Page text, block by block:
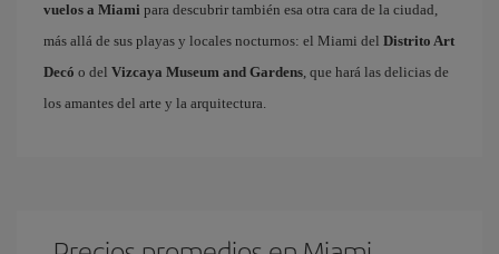
vuelos a Miami para descubrir también esa otra cara de la ciudad,
más allá de sus playas y locales nocturnos: el Miami del Distrito Art
Decó o del Vizcaya Museum and Gardens, que hará las delicias de
los amantes del arte y la arquitectura.